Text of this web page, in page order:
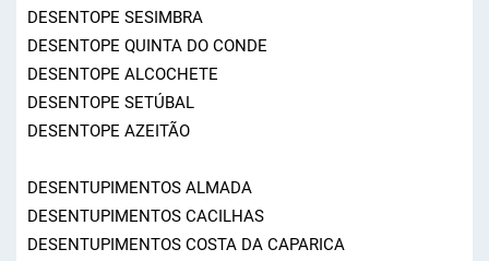
DESENTOPE SESIMBRA
DESENTOPE QUINTA DO CONDE
DESENTOPE ALCOCHETE
DESENTOPE SETÚBAL
DESENTOPE AZEITÃO
DESENTUPIMENTOS ALMADA
DESENTUPIMENTOS CACILHAS
DESENTUPIMENTOS COSTA DA CAPARICA